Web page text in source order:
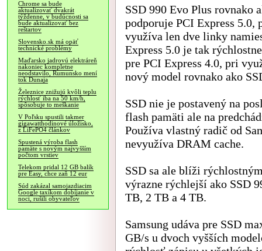
Chrome sa bude
aktualizovať dvakrát
týždenne, v budúcnosti sa
bude aktualizovať bez
reštartov
Slovensko.sk má opäť
technické problémy
Maďarsko jadrovú elektráreň
nakoniec kompletne
neodstavilo, Rumunsko mení
tok Dunaja
Železnice znižujú kvôli teplu
rýchlosť iba na 50 km/h,
spôsobuje to meškanie
V Poľsku spustili takmer
gigawatthodinové úložisko,
z LiFePO4 článkov
Spustená výroba flash
pamäte s novým najvyšším
počtom vrstiev
Telekom pridal 12 GB balík
pre Easy, chce zaň 12 eur
Súd zakázal samojazdiacim
Google taxíkom dobíjanie v
noci, rušili obyvateľov
SSD 990 Evo Plus rovnako
podporuje PCI Express
využíva len dve linky
Express 5.0 je tak
pre PCI Express 4.0, pri
nový model rovnako ako
SSD nie je postavený na
flash pamäti ale na
Používa vlastný radič od
nevyužíva DRAM cache.
SSD sa ale blíži
výrazne rýchlejší ako SSD
TB, 2 TB a 4 TB.
Samsung udáva pre SSD
GB/s u dvoch vyšších